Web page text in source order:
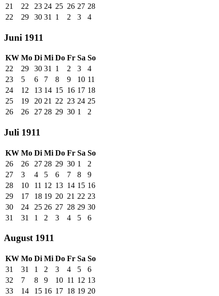
21
22 23 24 25 26 27 28
22
29 30 31 1 2 3 4
Juni 1911
KW Mo Di Mi Do Fr Sa So
22
29 30 31 1 2 3
4
23
5 6 7 8 9 10 11
24
12 13 14 15 16 17 18
25
19 20 21 22 23 24 25
26
26 27 28 29 30 1 2
Juli 1911
KW Mo Di Mi Do Fr Sa So
26
26 27 28 29 30 1
2
27
3 4 5 6 7 8
9
28
10 11 12 13 14 15 16
29
17 18 19 20 21 22 23
30
24 25 26 27 28 29 30
31
31 1 2 3 4 5 6
August 1911
KW Mo Di Mi Do Fr Sa So
31
31 1 2 3 4 5
6
32
7 8 9 10 11 12 13
33
14 15 16 17 18 19 20